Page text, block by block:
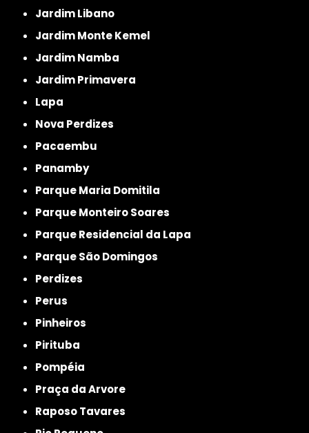
Jardim Libano
Jardim Monte Kemel
Jardim Namba
Jardim Primavera
Lapa
Nova Perdizes
Pacaembu
Panamby
Parque Maria Domitila
Parque Monteiro Soares
Parque Residencial da Lapa
Parque São Domingos
Perdizes
Perus
Pinheiros
Pirituba
Pompéia
Praça da Arvore
Raposo Tavares